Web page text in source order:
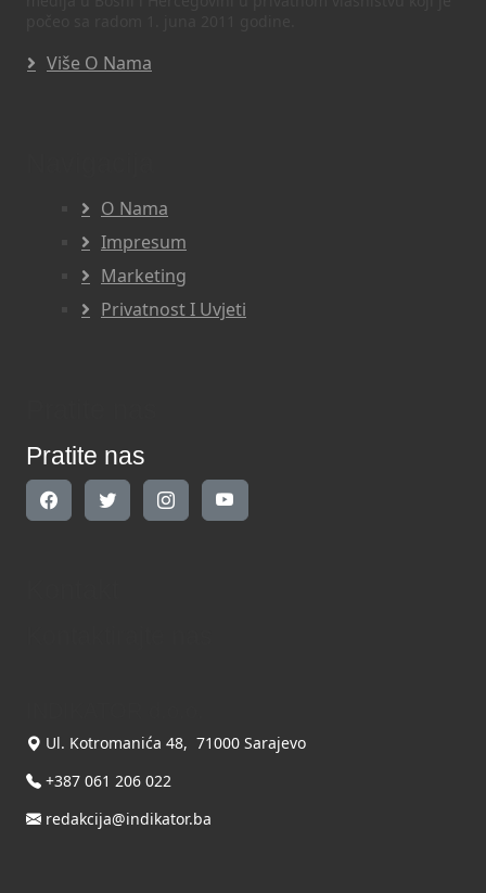
Više O Nama
O Nama
Impresum
Marketing
Privatnost I Uvjeti
Pratite nas
Ul. Kotromanića 48, 71000 Sarajevo
+387 061 206 022
redakcija@indikator.ba